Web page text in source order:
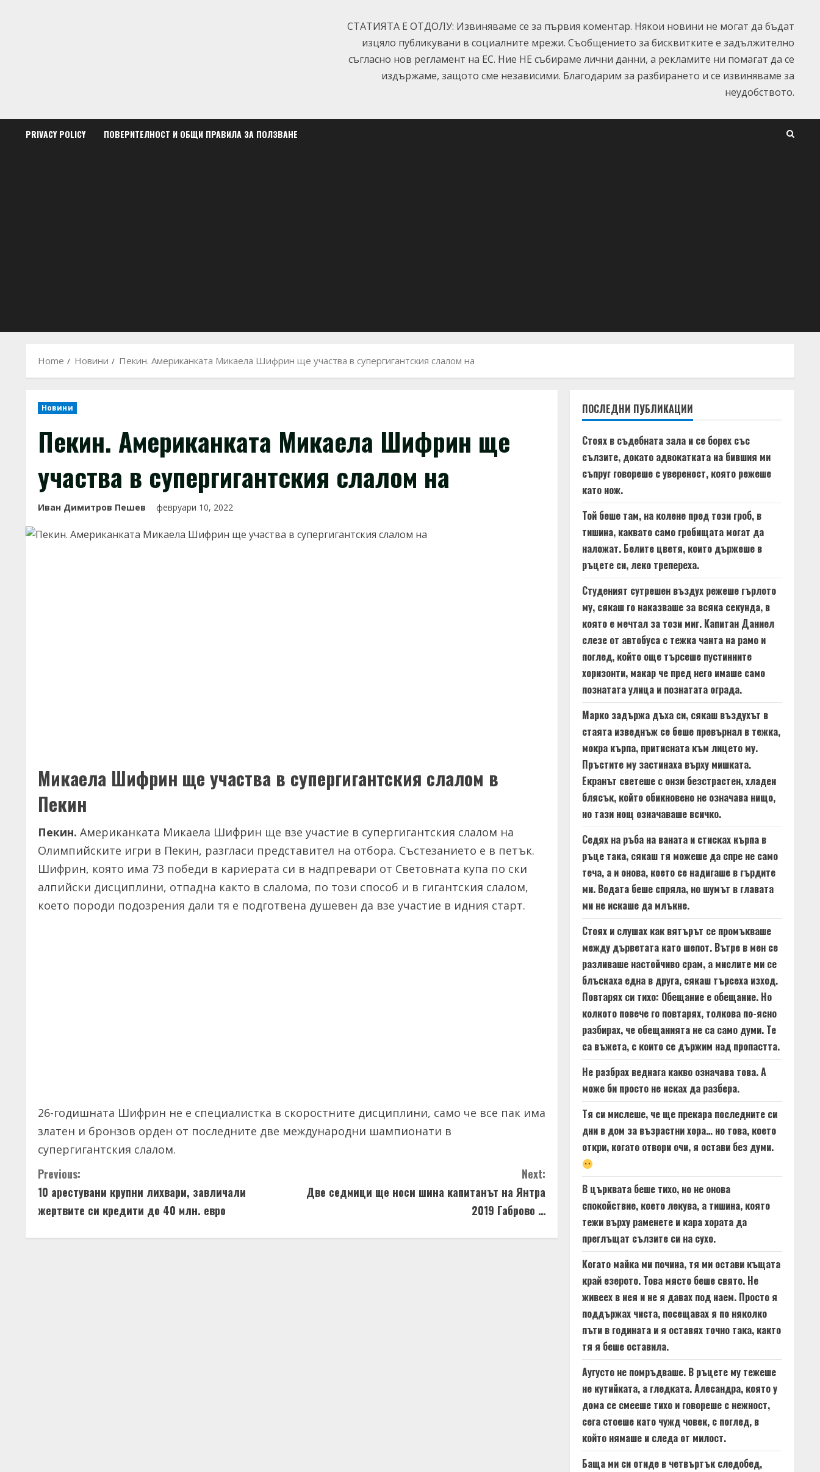
СТАТИЯТА Е ОТДОЛУ: Извиняваме се за първия коментар. Някои новини не могат да бъдат
изцяло публикувани в социалните мрежи. Съобщението за бисквитките е задължително
съгласно нов регламент на ЕС. Ние НЕ събираме лични данни, а рекламите ни помагат да се
издържаме, защото сме независими. Благодарим за разбирането и се извиняваме за
неудобството.
PRIVACY POLICY ПОВЕРИТЕЛНОСТ И ОБЩИ ПРАВИЛА ЗА ПОЛЗВАНЕ
Home Новини Пекин. Американката Микаела Шифрин ще участва в супергигантския слалом на
Новини
Пекин. Американката Микаела Шифрин ще
участва в супергигантския слалом на
Иван Димитров Пешев февруари 10, 2022
Микаела Шифрин ще участва в супергигантския слалом в
Пекин
Пекин. Американката Микаела Шифрин ще взе участие в супергигантския слалом на
Олимпийските игри в Пекин, разгласи представител на отбора. Състезанието е в петък.
Шифрин, която има 73 победи в кариерата си в надпревари от Световната купа по ски
алпийски дисциплини, отпадна както в слалома, по този способ и в гигантския слалом,
което породи подозрения дали тя е подготвена душевен да взе участие в идния старт.
26-годишната Шифрин не е специалистка в скоростните дисциплини, само че все пак има
златен и бронзов орден от последните две международни шампионати в
супергигантския слалом.
C
o
Previous:
10 арестувани крупни лихвари, завличали
жертвите си кредити до 40 млн. евро
Next:
Две седмици ще носи шина капитанът на Янтра
2019 Габрово …
ПОСЛЕДНИ ПУБЛИКАЦИИ
Стоях в съдебната зала и се борех със
сълзите, докато адвокатката на бившия ми
съпруг говореше с увереност, която режеше
като нож.
Той беше там, на колене пред този гроб, в
тишина, каквато само гробищата могат да
наложат. Белите цветя, които държеше в
ръцете си, леко трепереха.
Студеният сутрешен въздух режеше гърлото
му, сякаш го наказваше за всяка секунда, в
която е мечтал за този миг. Капитан Даниел
слезе от автобуса с тежка чанта на рамо и
поглед, който още търсеше пустинните
хоризонти, макар че пред него имаше само
познатата улица и познатата ограда.
Марко задържа дъха си, сякаш въздухът в
стаята изведнъж се беше превърнал в тежка,
мокра кърпа, притисната към лицето му.
Пръстите му застинаха върху мишката.
Екранът светеше с онзи безстрастен, хладен
блясък, който обикновено не означава нищо,
но тази нощ означаваше всичко.
Седях на ръба на ваната и стисках кърпа в
ръце така, сякаш тя можеше да спре не само
теча, а и онова, което се надигаше в гърдите
ми. Водата беше спряла, но шумът в главата
ми не искаше да млъкне.
Стоях и слушах как вятърът се промъкваше
между дърветата като шепот. Вътре в мен се
разливаше настойчиво срам, а мислите ми се
блъскаха една в друга, сякаш търсеха изход.
Повтарях си тихо: Обещание е обещание. Но
колкото повече го повтарях, толкова по-ясно
разбирах, че обещанията не са само думи. Те
са въжета, с които се държим над пропастта.
Не разбрах веднага какво означава това. А
може би просто не исках да разбера.
Тя си мислеше, че ще прекара последните си
дни в дом за възрастни хора… но това, което
откри, когато отвори очи, я остави без думи.
В църквата беше тихо, но не онова
спокойствие, което лекува, а тишина, която
тежи върху раменете и кара хората да
преглъщат сълзите си на сухо.
Когато майка ми почина, тя ми остави къщата
край езерото. Това място беше свято. Не
живеех в нея и не я давах под наем. Просто я
поддържах чиста, посещавах я по няколко
пъти в годината и я оставях точно така, както
тя я беше оставила.
Аугусто не помръдваше. В ръцете му тежеше
не кутийката, а гледката. Алесандра, която у
дома се смееше тихо и говореше с нежност,
сега стоеше като чужд човек, с поглед, в
който нямаше и следа от милост.
Баща ми си отиде в четвъртък следобед,